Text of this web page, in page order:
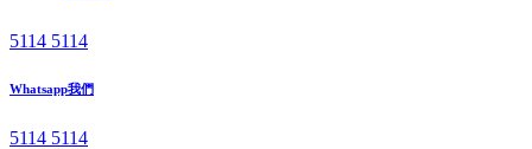
5114 5114
Whatsapp我們
5114 5114